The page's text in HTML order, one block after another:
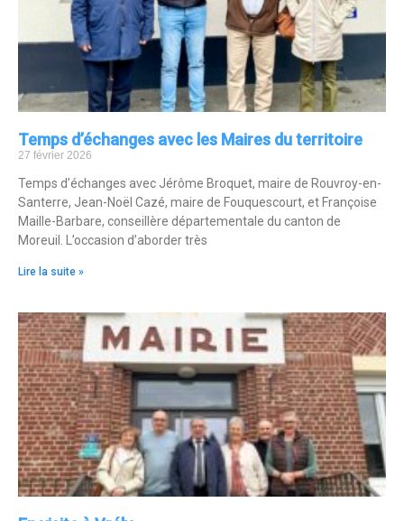
Temps d’échanges avec les Maires du territoire
27 février 2026
Temps d’échanges avec Jérôme Broquet, maire de Rouvroy-en-
Santerre, Jean-Noël Cazé, maire de Fouquescourt, et Françoise
Maille-Barbare, conseillère départementale du canton de
Moreuil. L’occasion d’aborder très
Lire la suite »